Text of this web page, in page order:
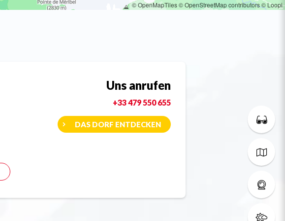
© OpenMapTiles© OpenStreetMap contributors© Loopi
Uns anrufen
+33 479 550 655
DAS DORF ENTDECKEN